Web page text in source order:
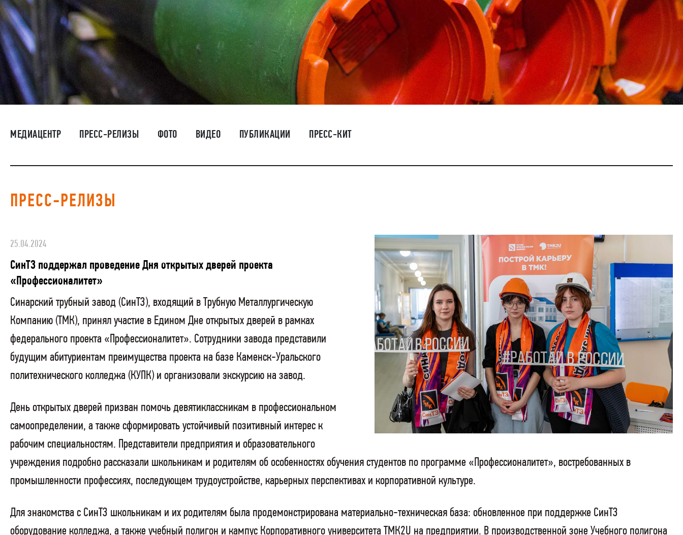
МЕДИАЦЕНТР ПРЕСС-РЕЛИЗЫ ФОТО ВИДЕО ПУБЛИКАЦИИ ПРЕСС-КИТ
ПРЕСС-РЕЛИЗЫ
25.04.2024
СинТЗ поддержал проведение Дня открытых дверей проекта
«Профессионалитет»
Синарский трубный завод (СинТЗ), входящий в Трубную Металлургическую
Компанию (ТМК), принял участие в Едином Дне открытых дверей в рамках
федерального проекта «Профессионалитет». Сотрудники завода представили
будущим абитуриентам преимущества проекта на базе Каменск-Уральского
политехнического колледжа (КУПК) и организовали экскурсию на завод.
День открытых дверей призван помочь девятиклассникам в профессиональном
самоопределении, а также сформировать устойчивый позитивный интерес к
рабочим специальностям. Представители предприятия и образовательного
учреждения подробно рассказали школьникам и родителям об особенностях обучения студентов по программе «Профессионалитет», востребованных в
промышленности профессиях, последующем трудоустройстве, карьерных перспективах и корпоративной культуре.
Для знакомства с СинТЗ школьникам и их родителям была продемонстрирована материально-техническая база: обновленное при поддержке СинТЗ
оборудование колледжа, а также учебный полигон и кампус Корпоративного университета ТМК2U на предприятии. В производственной зоне Учебного полигона